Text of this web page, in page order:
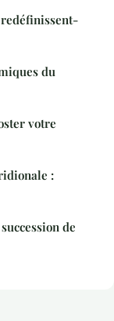
du
votre
:
de